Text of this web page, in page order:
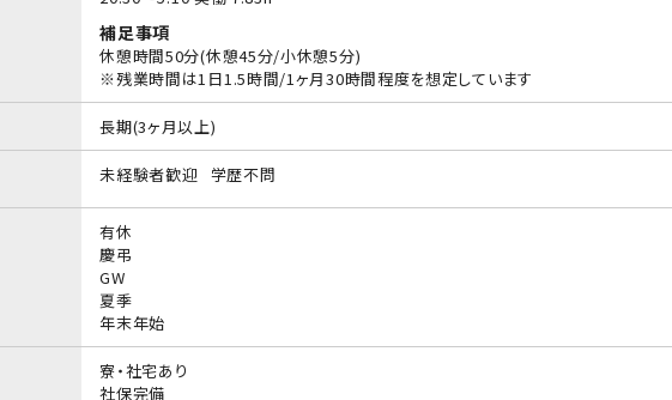
補足事項
休憩時間50分(休憩45分/小休憩5分)
※残業時間は1日1.5時間/1ヶ月30時間程度を想定しています
長期(3ヶ月以上)
未経験者歓迎 学歴不問
有休
慶弔
GW
夏季
年末年始
寮・社宅あり
社保完備